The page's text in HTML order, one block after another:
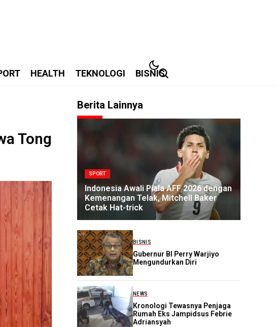
HEALTH TEKNOLOGI BISNIS
Tong
Berita Lainnya
SPORT
Indonesia Awali Piala AFF 2026 dengan
Kemenangan Telak, Mitchell Baker
Cetak Hat-trick
BISNIS
Gubernur BI Perry Warjiyo
Mengundurkan Diri
NEWS
Kronologi Tewasnya Penjaga
Rumah Eks Jampidsus Febrie
Adriansyah